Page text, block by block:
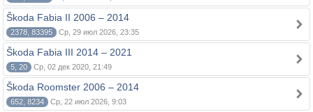
Škoda Fabia II 2006 – 2014
2378, 83395 Ср, 29 июл 2026, 23:35
Škoda Fabia III 2014 – 2021
5, 20 Ср, 02 дек 2020, 21:49
Škoda Roomster 2006 – 2014
652, 8234 Ср, 22 июл 2026, 9:03